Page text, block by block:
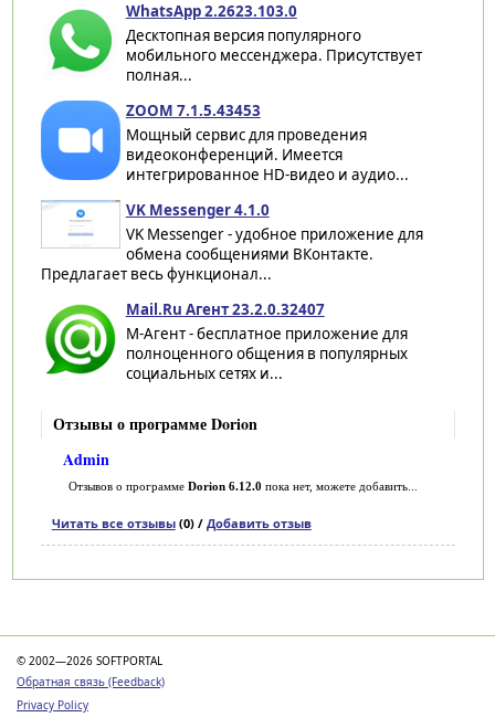
WhatsApp 2.2623.103.0
Десктопная версия популярного
мобильного мессенджера. Присутствует
полная...
ZOOM 7.1.5.43453
Мощный сервис для проведения
видеоконференций. Имеется
интегрированное HD-видео и аудио...
VK Messenger 4.1.0
VK Messenger - удобное приложение для
обмена сообщениями ВКонтакте.
Предлагает весь функционал...
Mail.Ru Агент 23.2.0.32407
M-Агент - бесплатное приложение для
полноценного общения в популярных
социальных сетях и...
Отзывы о программе Dorion
Admin
Отзывов о программе Dorion 6.12.0 пока нет, можете добавить...
Читать все отзывы(0) / Добавить отзыв
© 2002—2026 SOFTPORTAL
Обратная связь (Feedback)
Privacy Policy